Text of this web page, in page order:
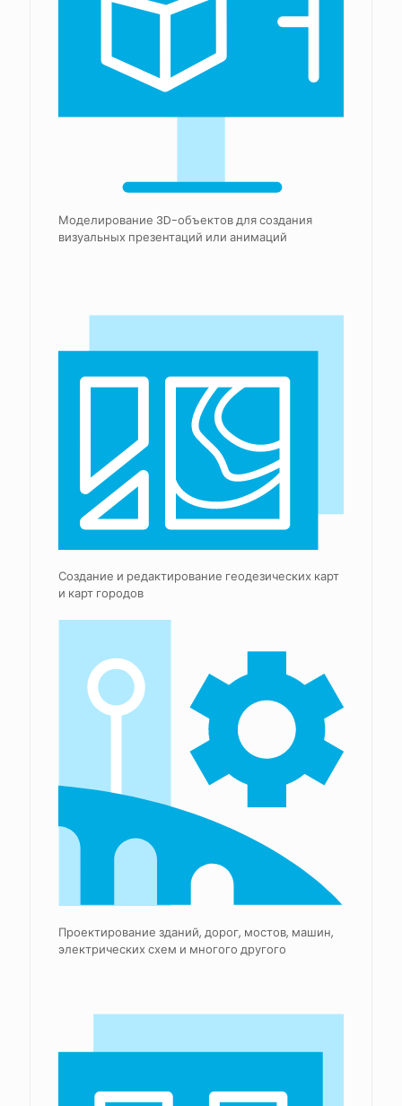
Моделирование 3D-объектов для создания
визуальных презентаций или анимаций
Создание и редактирование геодезических карт
и карт городов
Проектирование зданий, дорог, мостов, машин,
электрических схем и многого другого